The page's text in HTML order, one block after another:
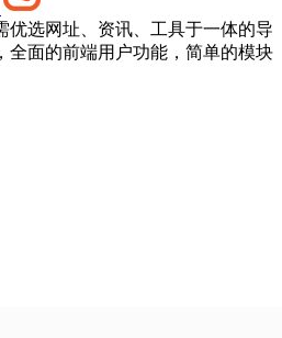
优选网址、资讯、工具于一体的导
全面的前端用户功能，简单的模块